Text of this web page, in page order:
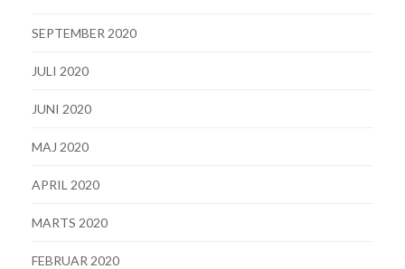
SEPTEMBER 2020
JULI 2020
JUNI 2020
MAJ 2020
APRIL 2020
MARTS 2020
FEBRUAR 2020